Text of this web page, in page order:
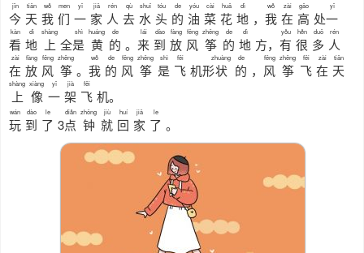
今
jīn
天
tiān
我
wǒ
们
men
一
yī
家
jiā
人
rén
去
qù
水
shuǐ
头
tóu
的
de
油
yóu
菜
cài
花
huā
地
dì
， 我
wǒ
在
zài
高
gāo
处一
yī
看
kàn
地
dì
上
shàng
全是
shì
黄
huáng
的
de
。 来
lái
到
dào
放
fàng
风
fēng
筝
zhēng
的
de
地
dì
方， 有
yǒu
很
hěn
多
duō
人
rén
在
zài
放
fàng
风
fēng
筝
zhēng
。 我
wǒ
的
de
风
fēng
筝
zhēng
是
shì
飞
fēi
机形状
zhuàng
的
de
， 风
fēng
筝
zhēng
飞
fēi
在
zài
天
tiān
上
shàng
像
xiàng
一
yī
架
jià
飞
fēi
机。
玩
wán
到
dào
了
le
3点
diǎn
钟
zhōng
就
jiù
回
huí
家
jiā
了
le
。